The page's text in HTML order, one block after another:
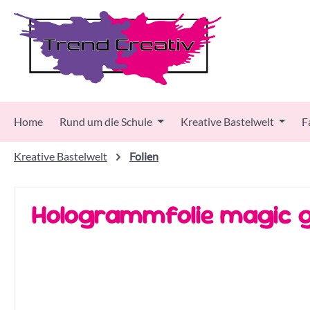
Hauptinhalt springen
Zur Suche springen
Zur Hauptnavigation springen
Home Rund um die Schule Kreative Bastelwelt
Kreative Bastelwelt Folien
Hologrammfolie magic